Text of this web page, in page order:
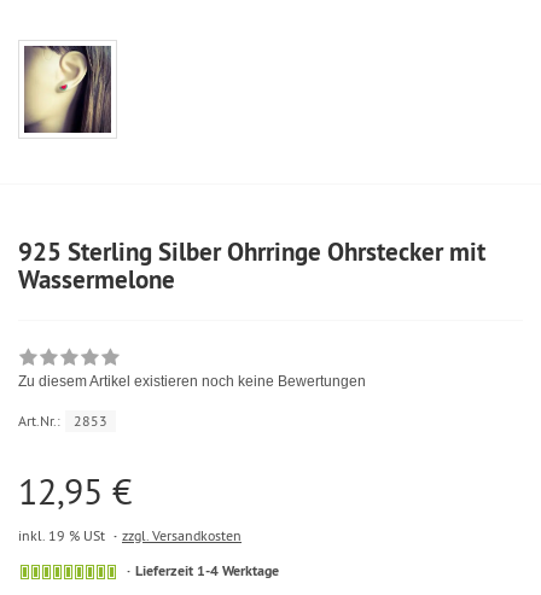
925 Sterling Silber Ohrringe Ohrstecker mit
Wassermelone
Zu diesem Artikel existieren noch keine Bewertungen
Art.Nr.: 2853
12,95 €
inkl. 19 % USt zzgl. Versandkosten
Lieferzeit 1-4 Werktage